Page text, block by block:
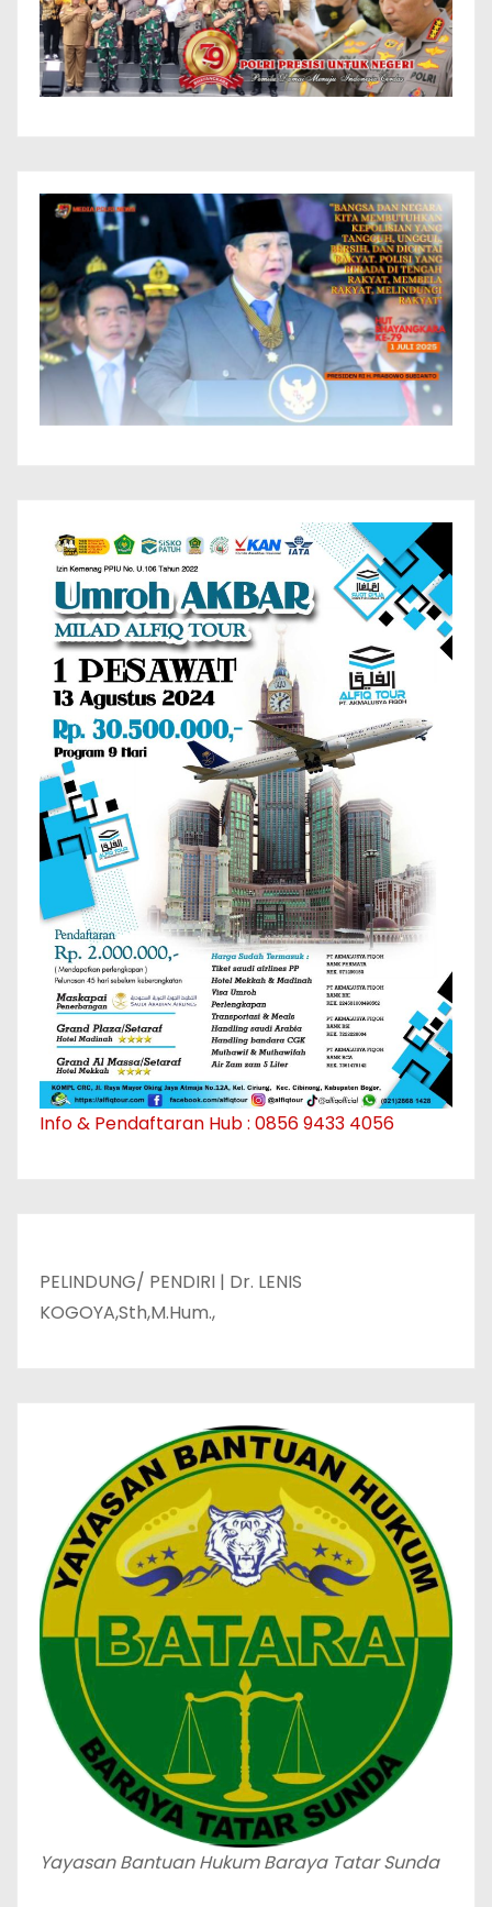
Info & Pendaftaran Hub : 0856 9433 4056
PELINDUNG/ PENDIRI | Dr. LENIS
KOGOYA,Sth,M.Hum.,
Yayasan Bantuan Hukum Baraya Tatar Sunda